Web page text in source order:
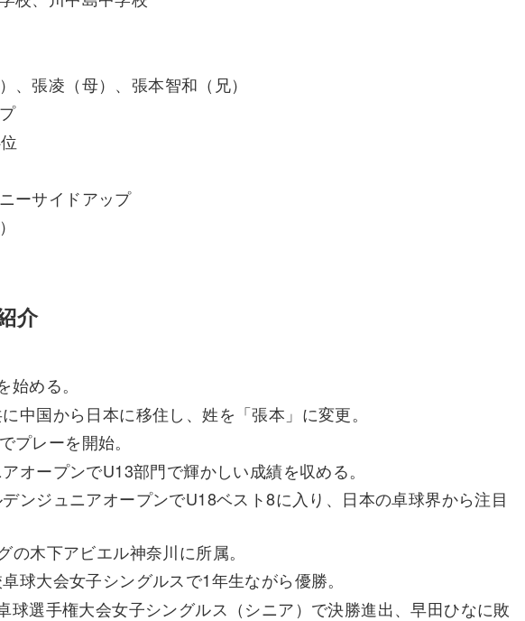
、張凌（母）、張本智和（兄）
ーサイドアップ
介
める。
中国から日本に移住し、姓を「張本」に変更。
プレーを開始。
オープンでU13部門で輝かしい成績を収める。
ンジュニアオープンでU18ベスト8に入り、日本の卓球界から注目
の木下アビエル神奈川に所属。
球大会女子シングルスで1年生ながら優勝。
球選手権大会女子シングルス（シニア）で決勝進出、早田ひなに敗